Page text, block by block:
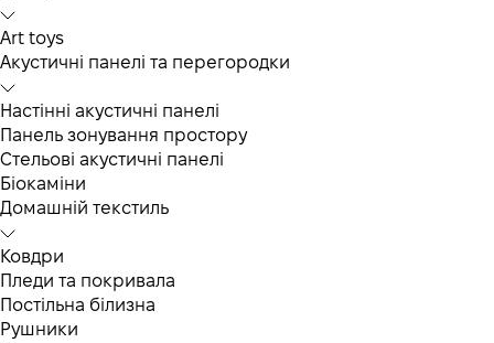
Art toys
Акустичні панелі та перегородки
Настінні акустичні панелі
Панель зонування простору
Стельові акустичні панелі
Біокаміни
Домашній текстиль
Ковдри
Пледи та покривала
Постільна білизна
Рушники